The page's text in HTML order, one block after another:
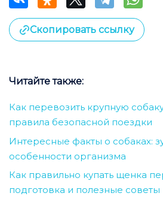
Скопировать ссылку
Читайте также:
Как перевозить крупную
правила безопасной поездки
Интересные факты о собаках:
особенности организма
Как правильно купать щенка
подготовка и полезные советы